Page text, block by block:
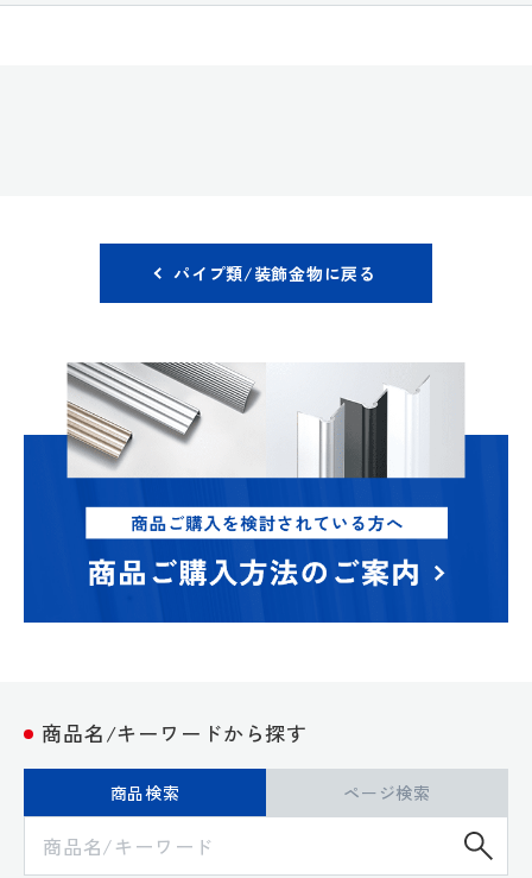
パイプ類/装飾金物に戻る
商品名/キーワードから探す
商品検索 ページ検索